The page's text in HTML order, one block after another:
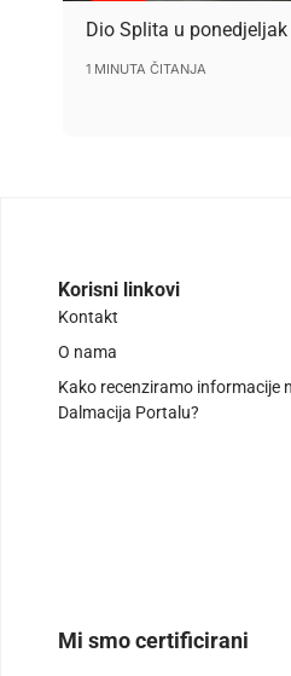
Dio Splita u
1 MINUTA ČITANJA
Korisni linkovi
Kontakt
O nama
Kako recenziramo informacije
Dalmacija Portalu?
Mi smo certificirani